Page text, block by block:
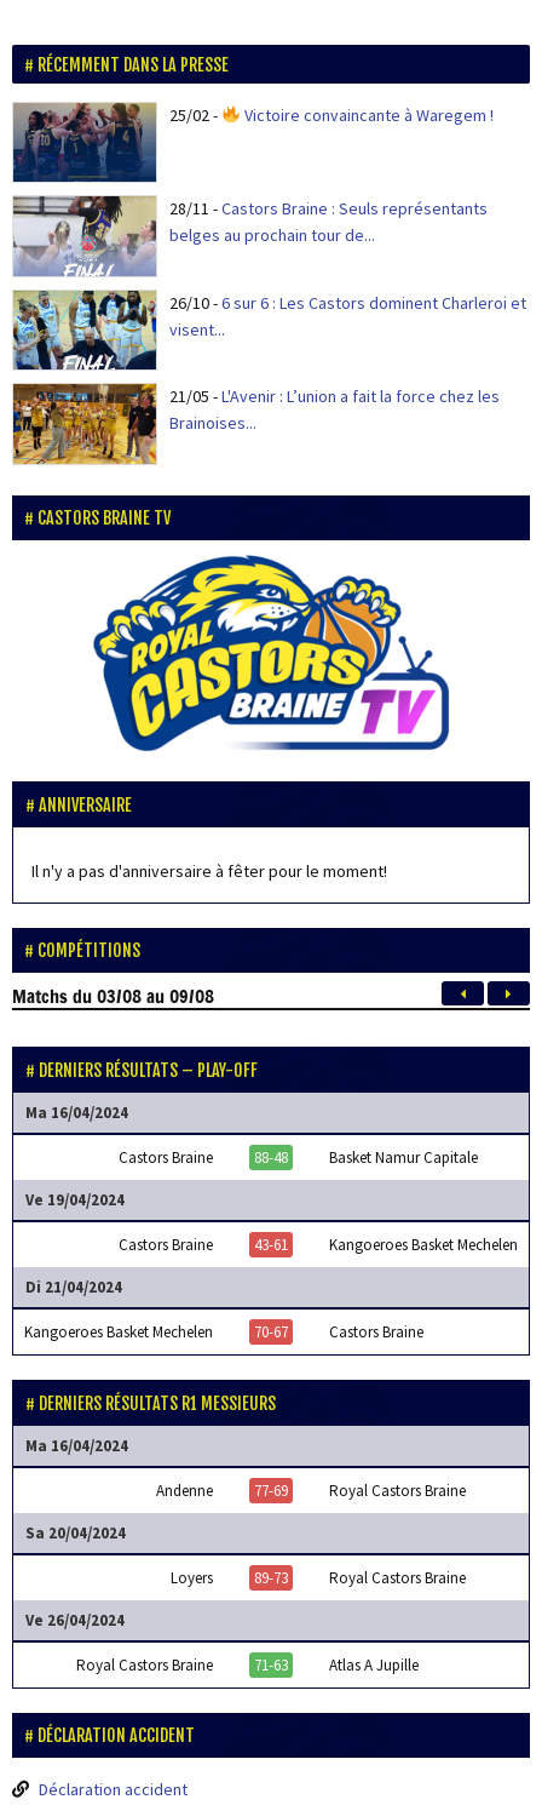
RÉCEMMENT DANS LA PRESSE
25/02- Victoire convaincante à Waregem !
28/11 -Castors Braine : Seuls représentants
belges au prochain tour de...
26/10-6 sur 6 : Les Castors dominent Charleroi et
visent...
21/05 -L'Avenir : L’union a fait la force chez les
Brainoises...
CASTORS BRAINE TV
ANNIVERSAIRE
Il n'y a pas d'anniversaire à fêter pour le moment!
COMPÉTITIONS
Matchsdu 03/08 au 09/08
DERNIERS RÉSULTATS – PLAY-OFF
Ma 16/04/2024
Castors Braine 88-48 Basket Namur Capitale
Ve 19/04/2024
Castors Braine 43-61 Kangoeroes Basket Mechelen
Di 21/04/2024
Kangoeroes Basket Mechelen 70-67 Castors Braine
DERNIERS RÉSULTATS R1 MESSIEURS
Ma 16/04/2024
Andenne 77-69 Royal Castors Braine
Sa 20/04/2024
Loyers 89-73 Royal Castors Braine
Ve 26/04/2024
Royal Castors Braine 71-63 Atlas A Jupille
DÉCLARATION ACCIDENT
Déclaration accident